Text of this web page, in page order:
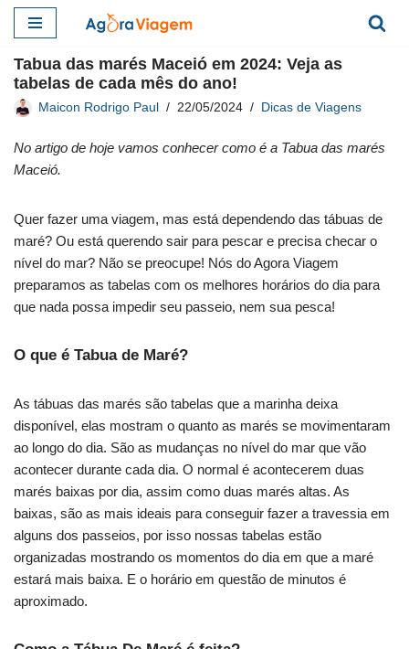
para
o
conteúdo
Tabua das marés Maceió em 2024: Veja as
tabelas de cada mês do ano!
Maicon Rodrigo Paul 22/05/2024 Dicas de Viagens
No artigo de hoje vamos conhecer como é a Tabua das marés
Maceió.
Quer fazer uma viagem, mas está dependendo das tábuas de
maré? Ou está querendo sair para pescar e precisa checar o
nível do mar? Não se preocupe! Nós do Agora Viagem
preparamos as tabelas com os melhores horários do dia para
que nada possa impedir seu passeio, nem sua pesca!
O que é Tabua de Maré?
As tábuas das marés são tabelas que a marinha deixa
disponível, elas mostram o quanto as marés se movimentaram
ao longo do dia. São as mudanças no nível do mar que vão
acontecer durante cada dia. O normal é acontecerem duas
marés baixas por dia, assim como duas marés altas. As
baixas, são as mais ideais para conseguir fazer a travessia em
alguns dos passeios, por isso nossas tabelas estão
organizadas mostrando os momentos do dia em que a maré
estará mais baixa. E o horário em questão de minutos é
aproximado.